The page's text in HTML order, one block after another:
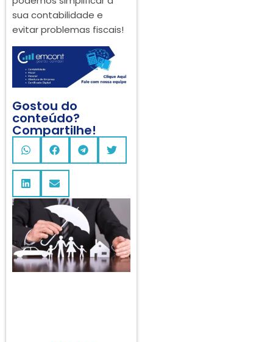
sua contabilidade e
evitar problemas fiscais!
Gostou do
conteúdo?
Compartilhe!